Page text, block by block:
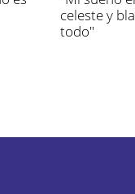
celeste y
todo"